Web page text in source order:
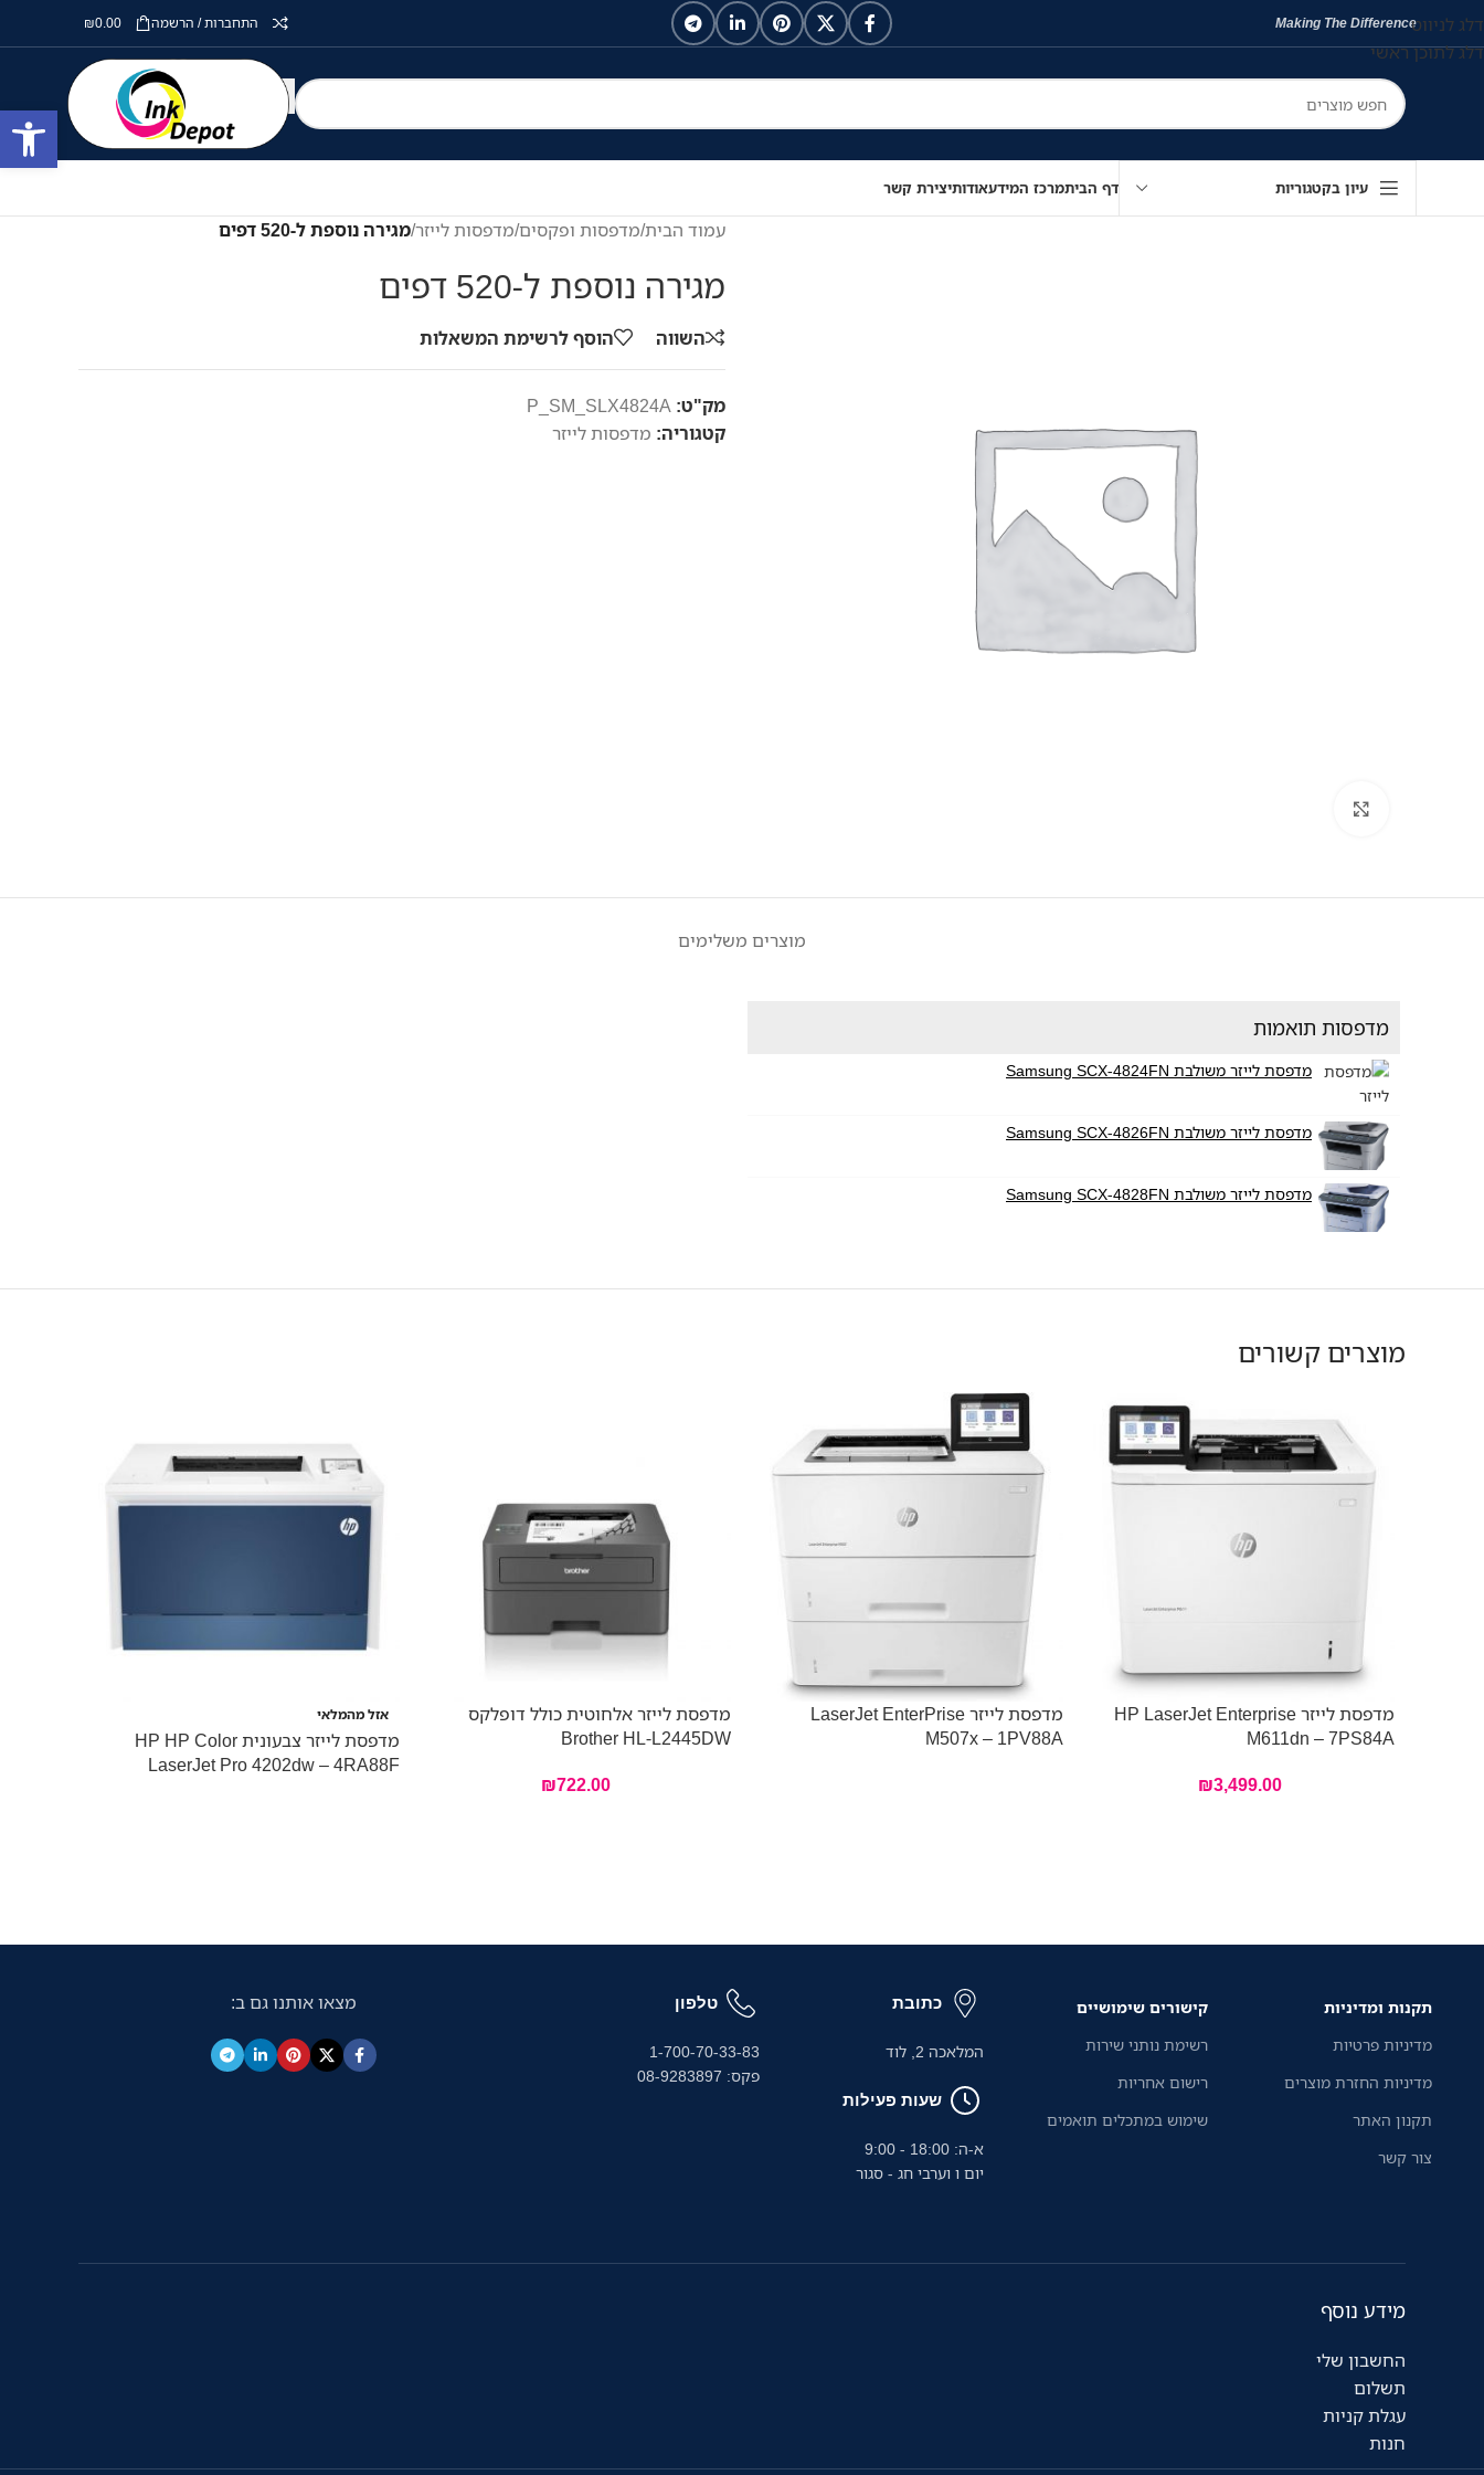
דלג לניווט
דלג לתוכן ראשי
Making The Difference התחברות / הרשמה ₪0.00
עיון בקטגוריות דף הביתמרכז המידעאודותיצירת קשר
עמוד הבית/מדפסות ופקסים/מדפסות לייזר/מגירה נוספת ל-520 דפים
מגירה נוספת ל-520 דפים
השווה הוסף לרשימת המשאלות
מק"ט: P_SM_SLX4824A
קטגוריה: מדפסות לייזר
מוצרים משלימים
מדפסות תואמות
מדפסת לייזר משולבת Samsung SCX-4824FN
מדפסת לייזר משולבת Samsung SCX-4826FN
מדפסת לייזר משולבת Samsung SCX-4828FN
מוצרים קשורים
מדפסת לייזר HP LaserJet Enterprise
M611dn – 7PS84A
₪3,499.00
מדפסת לייזר LaserJet EnterPrise
M507x – 1PV88A
מדפסת לייזר אלחוטית כולל דופלקס
Brother HL-L2445DW
₪722.00
אזל מהמלאי
מדפסת לייזר צבעונית HP HP Color
LaserJet Pro 4202dw – 4RA88F
מסמכים
תקנות ומדיניות
מדיניות פרטיות
מדיניות החזרת מוצרים
תקנון האתר
צור קשר
קישורים שימושיים
רשימת נותני שירות
רישום אחריות
שימוש במתכלים תואמים
כתובת
המלאכה 2, לוד
שעות פעילות
א-ה: 18:00 - 9:00
יום ו וערבי חג - סגור
טלפון
1-700-70-33-83
פקס: 08-9283897
מצאו אותנו גם ב:
מידע נוסף
החשבון שלי
תשלום
עגלת קניות
חנות
פתח